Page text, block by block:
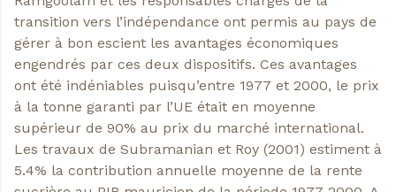
transition vers l’indépendance ont permis au pays de
gérer à bon escient les avantages économiques
engendrés par ces deux dispositifs. Ces avantages
ont été indéniables puisqu’entre 1977 et 2000, le prix
à la tonne garanti par l’UE était en moyenne
supérieur de 90% au prix du marché international.
Les travaux de Subramanian et Roy (2001) estiment à
5.4% la contribution annuelle moyenne de la rente